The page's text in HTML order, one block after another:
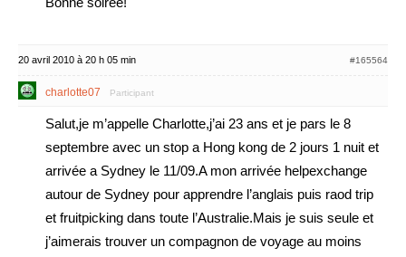
20 avril 2010 à 20 h 05 min #165564
charlotte07 Participant
Salut,je m’appelle Charlotte,j’ai 23 ans et je pars le 8
septembre avec un stop a Hong kong de 2 jours 1 nuit et
arrivée a Sydney le 11/09.A mon arrivée helpexchange
autour de Sydney pour apprendre l’anglais puis raod trip
et fruitpicking dans toute l’Australie.Mais je suis seule et
j’aimerais trouver un compagnon de voyage au moins